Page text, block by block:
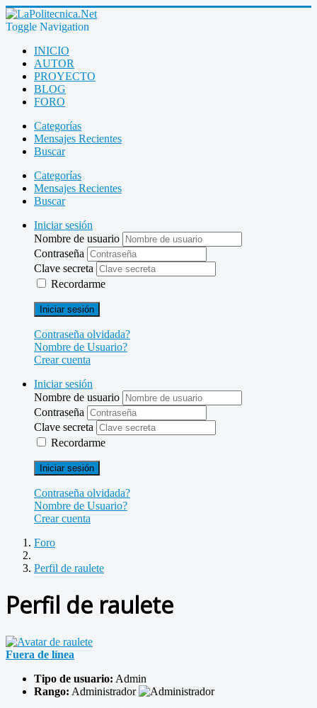
Toggle Navigation
INICIO
AUTOR
PROYECTO
BLOG
FORO
Categorías
Mensajes Recientes
Buscar
Categorías
Mensajes Recientes
Buscar
Iniciar sesión
Nombre de usuario
Contraseña
Clave secreta
Recordarme
Iniciar sesión
Contraseña olvidada?
Nombre de Usuario?
Crear cuenta
Iniciar sesión
Nombre de usuario
Contraseña
Clave secreta
Recordarme
Iniciar sesión
Contraseña olvidada?
Nombre de Usuario?
Crear cuenta
Foro
Perfil de raulete
Perfil de raulete
Fuera de línea
Tipo de usuario: Admin
Rango: Administrador